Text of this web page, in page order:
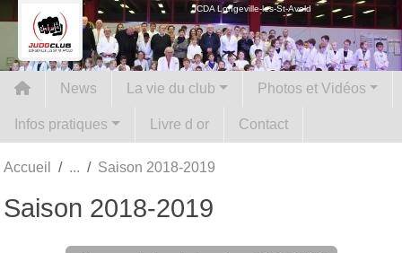
JCDA Longeville-les-St-Avold
News La vie du club Photos et Vidéos
Infos pratiques Livre d or Contact
Accueil Saison 2018-2019
Saison 2018-2019
Panneau de gestion des cookies